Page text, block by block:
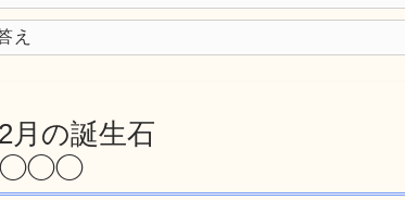
え
の誕生石